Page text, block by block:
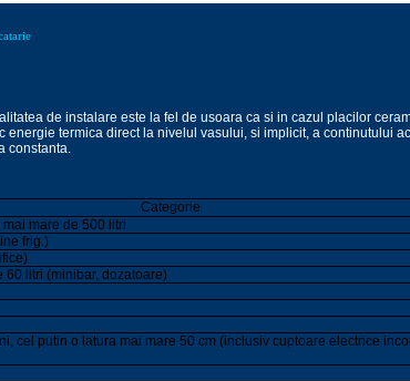
de instalare este la fel de usoara ca si in cazul placilor
energie termica direct la nivelul vasului, si implicit, a continutului
constanta.
Categorie
mare de 500 litri
frig.)
60 litri (minibar, dozatoare)
cel putin o latura mai mare 50 cm (inclusiv cuptoare electrice